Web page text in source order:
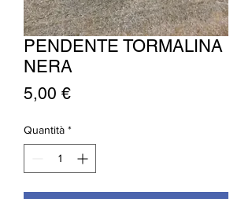
PENDENTE TORMALINA
NERA
5,00 €Prezzo
Quantità *